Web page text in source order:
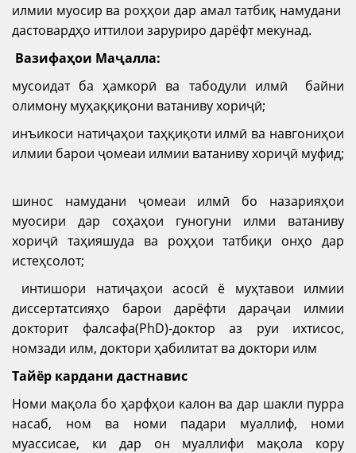
илмии муосир ва роҳҳои дар амал татбиқ намудани
дастовардҳо иттилои заруриро дарёфт мекунад.
Вазифаҳои Маҷалла:
мусоидат ба ҳамкорӣ ва табодули илмӣ байни
олимону муҳаққиқони ватаниву хориҷӣ;
инъикоси натиҷаҳои таҳқиқоти илмӣ ва навгониҳои
илмии барои ҷомеаи илмии ватаниву хориҷӣ муфид;
шинос намудани ҷомеаи илмӣ бо назарияҳои
муосири дар соҳаҳои гуногуни илми ватаниву
хориҷӣ таҳияшуда ва роҳҳои татбиқи онҳо дар
истеҳсолот;
интишори натиҷаҳои асосӣ ё муҳтавои илмии
диссертатсияҳо барои дарёфти дараҷаи илмии
докторит фалсафа(PhD)-доктор аз руи ихтисос,
номзади илм, доктори ҳабилитат ва доктори илм
Тайёр кардани дастнавис
Номи мақола бо ҳарфҳои калон ва дар шакли пурра
насаб, ном ва номи падари муаллиф, номи
муассисае, ки дар он муаллифи мақола кору